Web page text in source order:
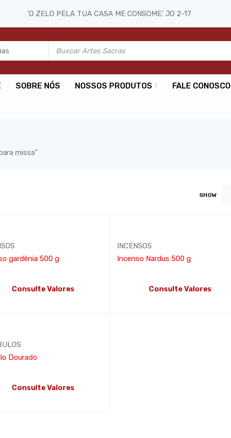
'O ZELO PELA TUA CASA ME CONSOME.' JO 2-17
SOBRE NÓS NOSSOS PRODUTOS FALE CONOSCO
missa”
SHOW
gardênia 500 g
Consulte Valores
INCENSOS
Incenso Nardus 500 g
Consulte Valores
Dourado
Consulte Valores